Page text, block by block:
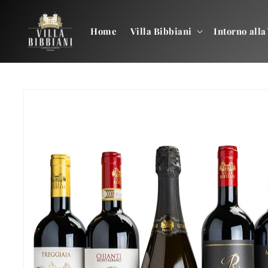
direttamente
ai contenuti
Home Villa Bibbiani Intorno alla